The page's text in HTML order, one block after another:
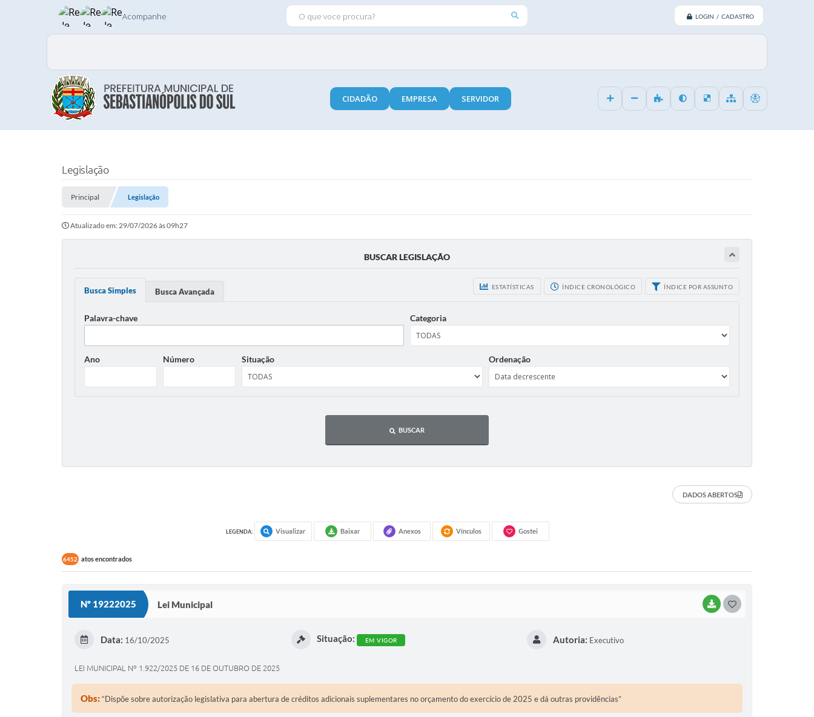
LOGIN / CADASTRO
O QUE VOCE PROCURA?
Acompanhe
CIDADÃO EMPRESA SERVIDOR
Legislação
Principal Legislação
Atualizado em: 29/07/2026 às 09h27
BUSCAR LEGISLAÇÃO
ESTATÍSTICAS ÍNDICE CRONOLÓGICO ÍNDICE POR ASSUNTO
Busca Simples Busca Avançada
Palavra-chave Categoria
Ano Número Situação Ordenação
BUSCAR
DADOS ABERTOS
LEGENDA: Visualizar Baixar Anexos Vínculos Gostei
6452 atos encontrados
Nº 19222025 Lei Municipal BAIXAR
Data: 16/10/2025 Situação: EM VIGOR Autoria: Executivo
LEI MUNICIPAL Nº 1.922/2025 DE 16 DE OUTUBRO DE 2025
Obs:“Dispõe sobre autorização legislativa para abertura de créditos adicionais suplementares no orçamento do exercício de 2025 e dá outras providências”